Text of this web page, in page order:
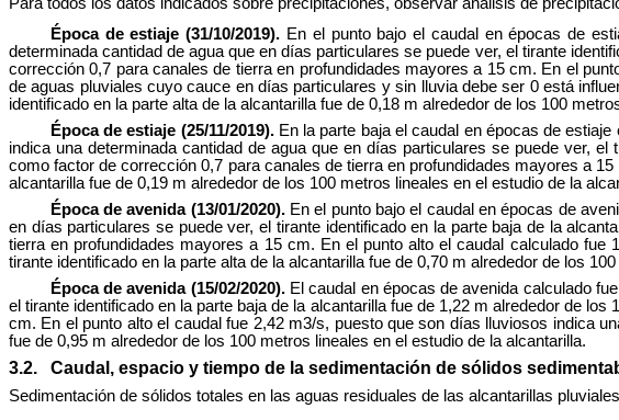
Época de estiaje (31/10/2019). En el punto bajo el caudal en épocas de
determinada cantidad de agua que en días particulares se puede ver, el tirante
corrección 0,7 para canales de tierra en profundidades mayores a 15 cm. En el
de aguas pluviales cuyo cauce en días particulares y sin lluvia debe ser 0 está
identificado en la parte alta de la alcantarilla fue de 0,18 m alrededor de los 100
Época de estiaje (25/11/2019).En la parte baja el caudal en épocas de
indica una determinada cantidad de agua que en días particulares se puede ver,
como factor de corrección 0,7 para canales de tierra en profundidades mayores a
alcantarilla fue de 0,19 m alrededor de los 100 metros lineales en el estudio de la
Época de avenida (13/01/2020).En el punto bajo el caudal en épocas de
en días particulares se puede ver, el tirante identificado en la parte baja de la
tierra en profundidades mayores a 15 cm. En el punto alto el caudal calculado
tirante identificado en la parte alta de la alcantarilla fue de 0,70 m alrededor de los
Época de avenida (15/02/2020).El caudal en épocas de avenida calculado
el tirante identificado en la parte baja de la alcantarilla fue de 1,22 m alrededor de
cm. En el punto alto el caudal fue 2,42 m3/s, puesto que son días lluviosos indica
fue de 0,95 m alrededor de los 100 metros lineales en el estudio de la alcantarilla.
3.2. Caudal, espacio y tiempo de la sedimentación de sólidos
Sedimentación de sólidos totales en las aguas residuales de las alcantarillas